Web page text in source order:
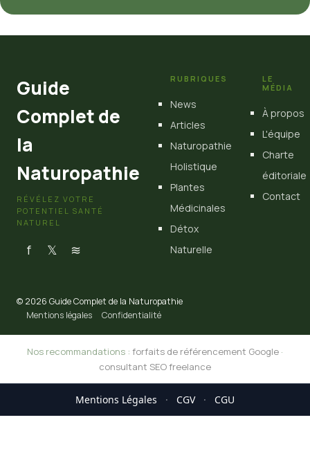
Guide
Complet de
la
Naturopathie
RÉVÉLEZ VOTRE
POTENTIEL SANTÉ
NATUREL
f 𝕏 ≋
RUBRIQUES
News
Articles
Naturopathie
Holistique
Plantes
Médicinales
Détox
Naturelle
LE
MÉDIA
À propos
L'équipe
Charte
éditoriale
Contact
© 2026 Guide Complet de la Naturopathie
Mentions légales
Confidentialité
Nos recommandations : forfaits de référencement Google ·
consultant SEO freelance
Mentions Légales · CGV · CGU